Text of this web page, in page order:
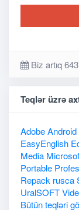
Biz artıq
Teqlər üzrə
AdobeAndroid
EasyEnglish
Media
Portable
Repack rusca
UralSOFT
Bütün teqləri